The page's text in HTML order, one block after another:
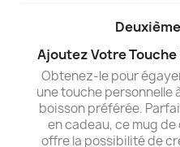
Ajoutez Votre
Obtenez-le pour
une touche personnelle
boisson préférée.
en cadeau, ce mug
offre la possibilité de